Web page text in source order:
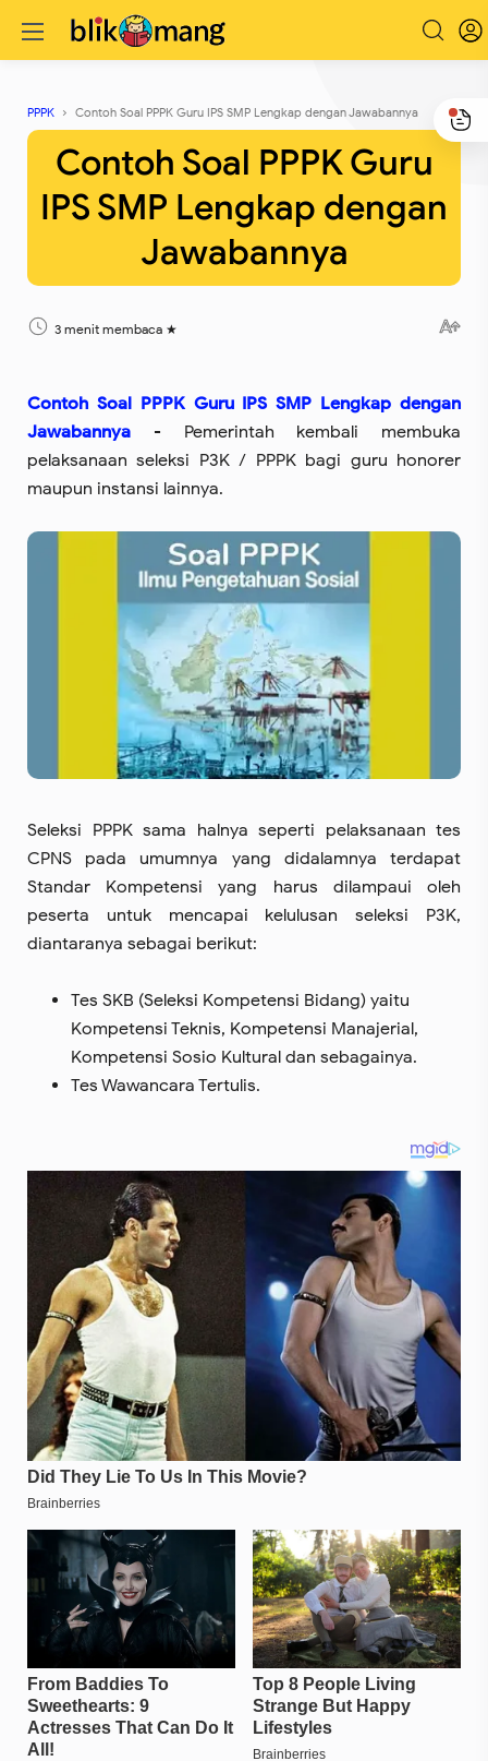
PPPK Contoh Soal PPPK Guru IPS SMP Lengkap dengan Jawabannya
Contoh Soal PPPK Guru
IPS SMP Lengkap dengan
Jawabannya
3 menit membaca
Contoh Soal PPPK Guru IPS SMP Lengkap dengan
Jawabannya - Pemerintah kembali membuka
pelaksanaan seleksi P3K / PPPK bagi guru honorer
maupun instansi lainnya.
Seleksi PPPK sama halnya seperti pelaksanaan tes
CPNS pada umumnya yang didalamnya terdapat
Standar Kompetensi yang harus dilampaui oleh
peserta untuk mencapai kelulusan seleksi P3K,
diantaranya sebagai berikut:
Tes SKB (Seleksi Kompetensi Bidang) yaitu
Kompetensi Teknis, Kompetensi Manajerial,
Kompetensi Sosio Kultural dan sebagainya.
Tes Wawancara Tertulis.